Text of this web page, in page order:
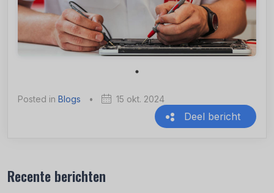
Posted in Blogs • 15 okt. 2024
Deel bericht
Recente berichten